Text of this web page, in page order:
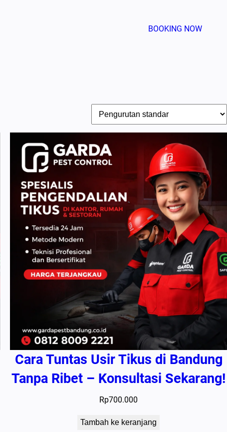
BOOKING NOW
Cara Tuntas Usir Tikus di Bandung
Tanpa Ribet – Konsultasi Sekarang!
Rp700.000
Tambah ke keranjang